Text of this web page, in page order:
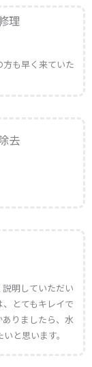
理
も早く来ていた
去
明していただい
とてもキレイで
りましたら、水
と思います。